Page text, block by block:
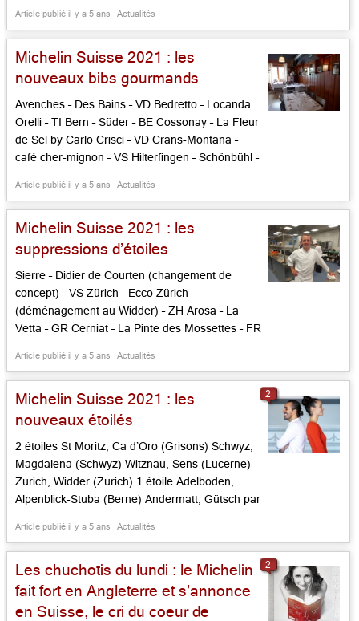
nombreux clients attendant la réouverture
promise. Face aux gendarmes venus en masse
et aux menaces du ministère […]...
Article publié il y a 5 ans Actualités
Michelin Suisse 2021 : les
nouveaux bibs gourmands
Avenches – Des Bains – VD Bedretto – Locanda
Orelli – TI Bern – Süder – BE Cossonay – La Fleur
de Sel by Carlo Crisci – VD Crans-Montana –
café cher-mignon – VS Hilterfingen – Schönbühl –
Landgasthof Bären – BE Noville – L’Étoile […]...
Article publié il y a 5 ans Actualités
Michelin Suisse 2021 : les
suppressions d’étoiles
Sierre – Didier de Courten (changement de
concept) – VS Zürich – Ecco Zürich
(déménagement au Widder) – ZH Arosa – La
Vetta – GR Cerniat – La Pinte des Mossettes – FR
Genève – Fiskebar (restaurant fermé) – GE
Genève – La Bottega (restaurant fermé) […]...
Article publié il y a 5 ans Actualités
Michelin Suisse 2021 : les
nouveaux étoilés
2 étoiles St Moritz, Ca d’Oro (Grisons) Schwyz,
Magdalena (Schwyz) Witznau, Sens (Lucerne)
Zurich, Widder (Zurich) 1 étoile Adelboden,
Alpenblick-Stuba (Berne) Andermatt, Gütsch par
the Chedi (Uri) Bad Ragaz, Verve by Sven (St
Gall) Lausanne, Frank Pelux, la Table du
Lausanne Palace (Vaud) Lugano, Il Due Sud
(Tessin) […]...
Article publié il y a 5 ans Actualités
2
Les chuchotis du lundi : le Michelin
fait fort en Angleterre et s’annonce
en Suisse, le cri du coeur de
2